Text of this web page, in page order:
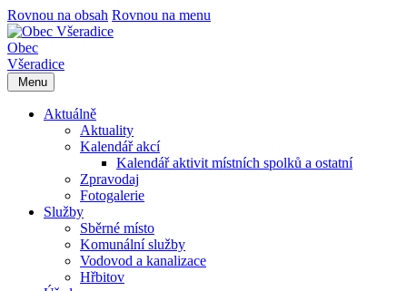
Rovnou na obsah Rovnou na menu
Obec
Všeradice
Menu
Aktuálně
Aktuality
Kalendář akcí
Kalendář aktivit místních spolků a ostatní
Zpravodaj
Fotogalerie
Služby
Sběrné místo
Komunální služby
Vodovod a kanalizace
Hřbitov